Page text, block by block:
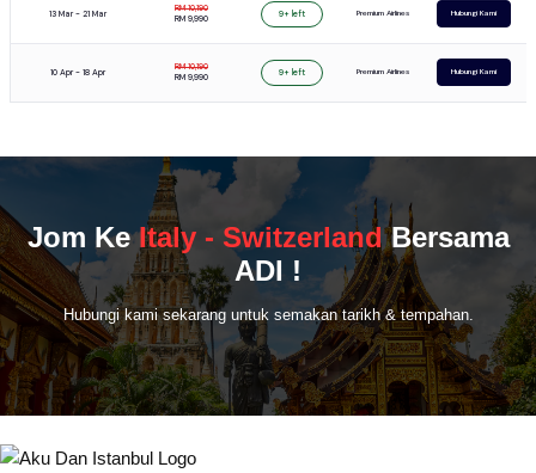
13 Mar - 21 Mar
RM 10,190
RM 9,990
9+ left Premium Airlines Hubungi Kami
10 Apr - 18 Apr
RM 10,190
RM 9,990
9+ left Premium Airlines Hubungi Kami
Jom KeItaly - SwitzerlandBersama
ADI !
Hubungi kami sekarang untuk semakan tarikh & tempahan.